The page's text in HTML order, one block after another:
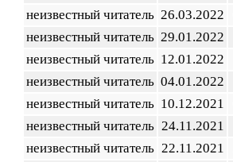
неизвестный читатель 26.03.2022
неизвестный читатель 29.01.2022
неизвестный читатель 12.01.2022
неизвестный читатель 04.01.2022
неизвестный читатель 10.12.2021
неизвестный читатель 24.11.2021
неизвестный читатель 22.11.2021